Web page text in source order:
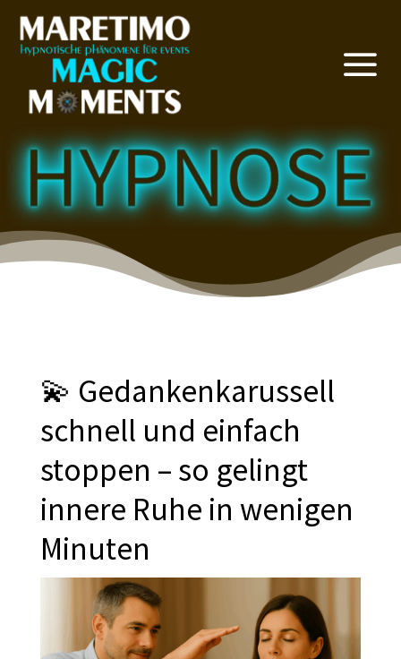
a
💫 Gedankenkarussell
schnell und einfach
stoppen – so gelingt
innere Ruhe in wenigen
Minuten